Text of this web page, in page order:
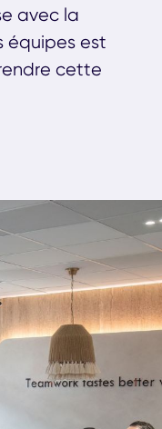
avec la
équipes est
cette